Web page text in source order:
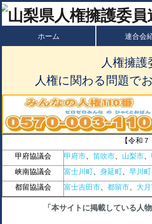
ホーム 連合会
人権擁
人権に関わる問題で
【令和
甲府協議会
甲府市 笛吹市 山梨市
峡南協議会
富士川町 身延町 早川町
都留協議会
富士吉田市 都留市 大
「本サイトに掲載している人